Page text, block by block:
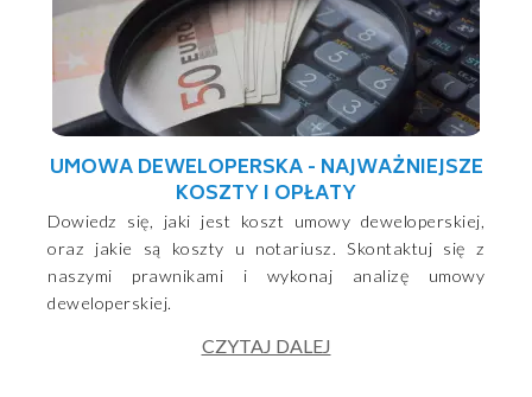
UMOWA DEWELOPERSKA - NAJWAŻNIEJSZE
KOSZTY I OPŁATY
Dowiedz się, jaki jest koszt umowy deweloperskiej,
oraz jakie są koszty u notariusz. Skontaktuj się z
naszymi prawnikami i wykonaj analizę umowy
deweloperskiej.
CZYTAJ DALEJ